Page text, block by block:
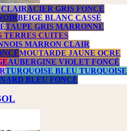
CLAIRACIER GRIS FONCÉ
BEIGE BLANC CASSÉ
TAUPE GRIS MARRONNÉ
TERRES CUITES
MARRON CLAIR
MOUTARDE JAUNE OCRE
AUBERGINE VIOLET FONCÉ
TURQUOISE BLEU TURQUOISE
BLEU FONCÉ